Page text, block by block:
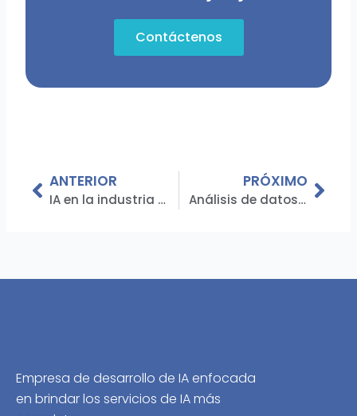
Contáctenos
ANTERIOR
IA en la industria de la moda: casos de uso para aplicar el aprendizaje automático en la moda
PRÓXIMO
Análisis de datos para pequeñas empresas: cómo la ciencia de datos puede impulsar su empresa
Empresa de desarrollo de IA enfocada
en brindar los servicios de IA más